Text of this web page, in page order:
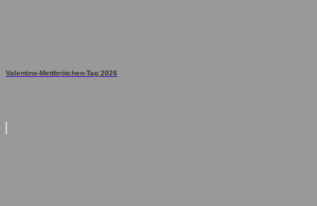
Valentins-Mettbrötchen-Tag 2026